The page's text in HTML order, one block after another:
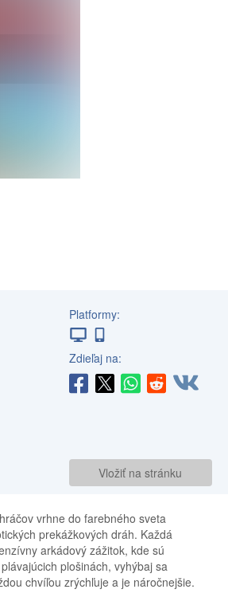
Platformy:
Zdieľaj na:
Vložiť na stránku
vrhne do farebného sveta
prekážkových dráh. Každá
arkádový zážitok, kde sú
plošinách, vyhýbaj sa
chvíľou zrýchľuje a je náročnejšie.